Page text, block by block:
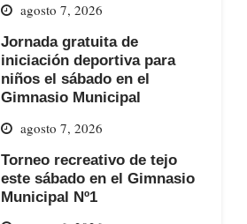
agosto 7, 2026
Jornada gratuita de
iniciación deportiva para
niños el sábado en el
Gimnasio Municipal
agosto 7, 2026
Torneo recreativo de tejo
este sábado en el Gimnasio
Municipal Nº1